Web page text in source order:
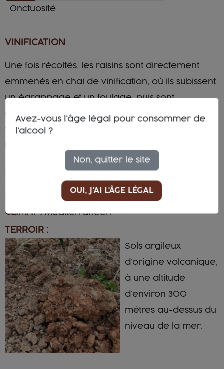
Onctuosité
VINIFICATION
Une fois récoltés, les raisins sont directement
emmenés en chai de vinification, où ils subissent
un égrappage et un foulage, puis sont
délicatement pressés. La fermentation a lieu à
température contrôlée en cuves inox.
Volcanique
CLIMAT : Méditerranéen
TERROIR :
Sols argileux
d'origine volcanique,
à une altitude
d'environ 300
mètres au-dessus du
niveau de la mer.
Avez-vous l'âge légal pour consommer de
l'alcool ?
Non, quitter le site
OUI, J'AI L'ÂGE LÉGAL